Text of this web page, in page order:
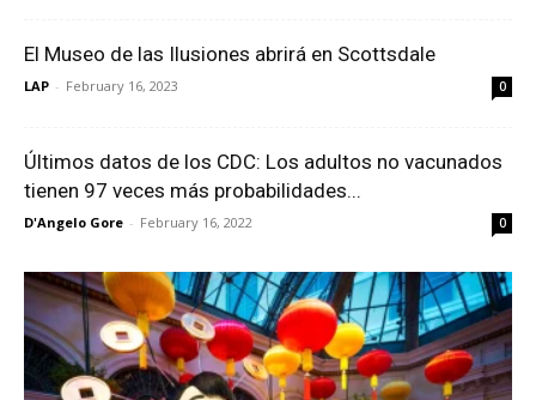
El Museo de las Ilusiones abrirá en Scottsdale
LAP - February 16, 2023 0
Últimos datos de los CDC: Los adultos no vacunados
tienen 97 veces más probabilidades...
D'Angelo Gore - February 16, 2022 0